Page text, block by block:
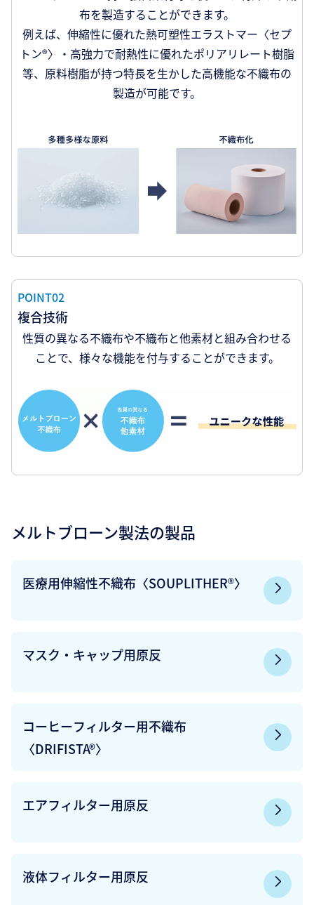
布を製造することができます。
例えば、伸縮性に優れた熱可塑性エラストマー〈セプ
トン®〉・高強力で耐熱性に優れたポリアリレート樹脂
等、原料樹脂が持つ特長を生かした高機能な不織布の
製造が可能です。
POINT02
複合技術
性質の異なる不織布や不織布と他素材と組み合わせる
ことで、様々な機能を付与することができます。
メルトブローン製法の製品
医療用伸縮性不織布〈SOUPLITHER®〉
マスク・キャップ用原反
コーヒーフィルター用不織布
〈DRIFISTA®〉
エアフィルター用原反
液体フィルター用原反